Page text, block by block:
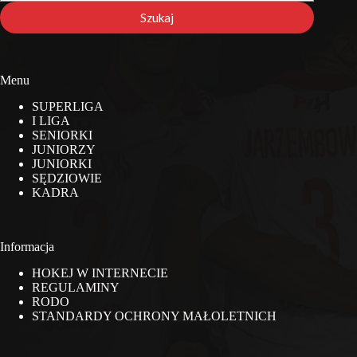
stronie
Szukaj
Menu
SUPERLIGA
I LIGA
SENIORKI
JUNIORZY
JUNIORKI
SĘDZIOWIE
KADRA
Informacja
HOKEJ W INTERNECIE
REGULAMINY
RODO
STANDARDY OCHRONY MAŁOLETNICH